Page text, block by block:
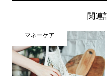
関連
マネーケア